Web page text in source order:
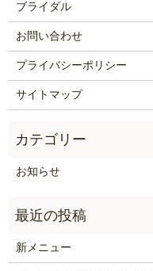
ブライダル
お問い合わせ
プライバシーポリシー
サイトマップ
お知らせ
新メニュー